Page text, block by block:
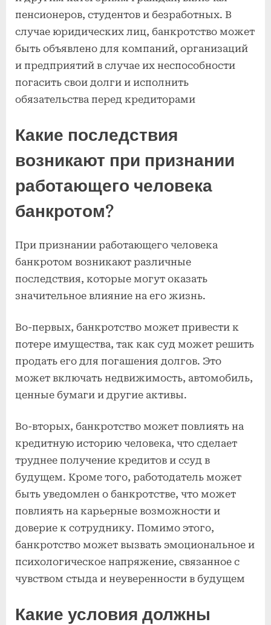
пенсионеров, студентов и безработных. В
случае юридических лиц, банкротство может
быть объявлено для компаний, организаций
и предприятий в случае их неспособности
погасить свои долги и исполнить
обязательства перед кредиторами
Какие последствия
возникают при признании
работающего человека
банкротом?
При признании работающего человека
банкротом возникают различные
последствия, которые могут оказать
значительное влияние на его жизнь.
Во-первых, банкротство может привести к
потере имущества, так как суд может решить
продать его для погашения долгов. Это
может включать недвижимость, автомобиль,
ценные бумаги и другие активы.
Во-вторых, банкротство может повлиять на
кредитную историю человека, что сделает
труднее получение кредитов и ссуд в
будущем. Кроме того, работодатель может
быть уведомлен о банкротстве, что может
повлиять на карьерные возможности и
доверие к сотруднику. Помимо этого,
банкротство может вызвать эмоциональное и
психологическое напряжение, связанное с
чувством стыда и неуверенности в будущем
Какие условия должны